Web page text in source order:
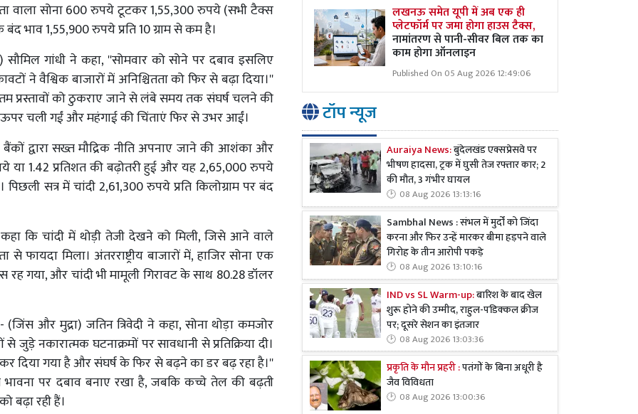
वाला सोना 600 रुपये टूटकर 1,55,300 रुपये (सभी टैक्स
भाव 1,55,900 रुपये प्रति 10 ग्राम से कम है।
सौमिल गांधी ने कहा, ''सोमवार को सोने पर दबाव इसलिए
ने वैश्विक बाजारों में अनिश्चितता को फिर से बढ़ा दिया।''
प्रस्तावों को ठुकराए जाने से लंबे समय तक संघर्ष चलने की
चली गईं और महंगाई की चिंताएं फिर से उभर आईं।
द्वारा सख्त मौद्रिक नीति अपनाए जाने की आशंका और
या 1.42 प्रतिशत की बढ़ोतरी हुई और यह 2,65,000 रुपये
सत्र में चांदी 2,61,300 रुपये प्रति किलोग्राम पर बंद
कि चांदी में थोड़ी तेजी देखने को मिली, जिसे आने वाले
फायदा मिला। अंतरराष्ट्रीय बाजारों में, हाजिर सोना एक
गया, और चांदी भी मामूली गिरावट के साथ 80.28 डॉलर
और मुद्रा) जतिन त्रिवेदी ने कहा, सोना थोड़ा कमजोर
से जुड़े नकारात्मक घटनाक्रमों पर सावधानी से प्रतिक्रिया दी।
दिया गया है और संघर्ष के फिर से बढ़ने का डर बढ़ रहा है।''
भावना पर दबाव बनाए रखा है, जबकि कच्चे तेल की बढ़ती
बढ़ा रही हैं।
लखनऊ समेत यूपी में अब एक ही
प्लेटफॉर्म पर जमा होगा हाउस टैक्स,
नामांतरण से पानी-सीवर बिल तक का
काम होगा ऑनलाइन
Published On 05 Aug 2026 12:49:06
टॉप न्यूज
Auraiya News:बुंदेलखंड एक्सप्रेसवे पर
भीषण हादसा, ट्रक में घुसी तेज रफ्तार कार; 2
की मौत, 3 गंभीर घायल
08 Aug 2026 13:13:16
Sambhal News : संभल में मुर्दों को जिंदा
करना और फिर उन्हें मारकर बीमा हड़पने वाले
गिरोह के तीन आरोपी पकड़े
08 Aug 2026 13:10:16
IND vs SL Warm-up:बारिश के बाद खेल
शुरू होने की उम्मीद, राहुल-पडिक्कल क्रीज
पर; दूसरे सेशन का इंतजार
08 Aug 2026 13:03:36
प्रकृति के मौन प्रहरी :पतंगों के बिना अधूरी है
जैव विविधता
08 Aug 2026 13:00:36